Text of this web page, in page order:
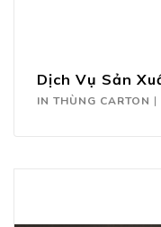
IN THÙNG CARTON |